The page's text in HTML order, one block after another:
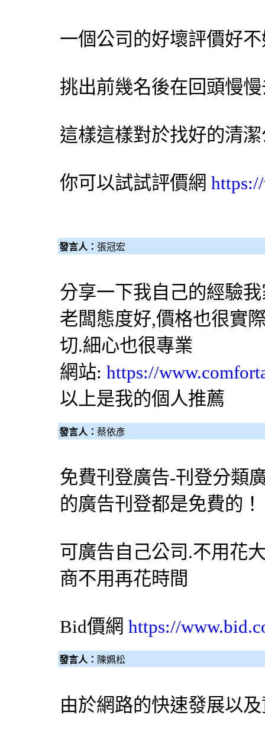
一個公司的好壞評價好
挑出前幾名後在回頭慢
這樣這樣對於找好的清
你可以試試評價網
發言人： 張冠宏
分享一下我自己的經驗
老闆態度好,價格也很實
切.細心也很專業
網站: https://
以上是我的個人推薦
發言人： 蔡依彥
免費刊登廣告-刊登分類
的廣告刊登都是免費的！
可廣告自己公司.不用花
商不用再花時間
Bid價網 https://
發言人： 陳姵松
由於網路的快速發展以